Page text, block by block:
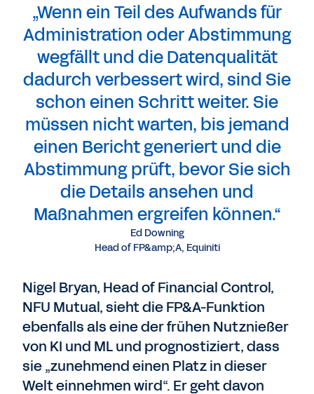
„Wenn ein Teil des Aufwands für
Administration oder Abstimmung
wegfällt und die Datenqualität
dadurch verbessert wird, sind Sie
schon einen Schritt weiter. Sie
müssen nicht warten, bis jemand
einen Bericht generiert und die
Abstimmung prüft, bevor Sie sich
die Details ansehen und
Maßnahmen ergreifen können.“
Ed Downing
Head of FP&amp;A, Equiniti
Nigel Bryan, Head of Financial Control,
NFU Mutual, sieht die FP&A-Funktion
ebenfalls als eine der frühen Nutznießer
von KI und ML und prognostiziert, dass
sie „zunehmend einen Platz in dieser
Welt einnehmen wird“. Er geht davon